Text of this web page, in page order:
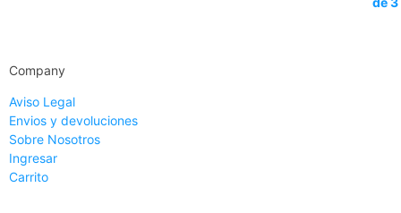
Company
Aviso Legal
Envios y devoluciones
Sobre Nosotros
Ingresar
Carrito